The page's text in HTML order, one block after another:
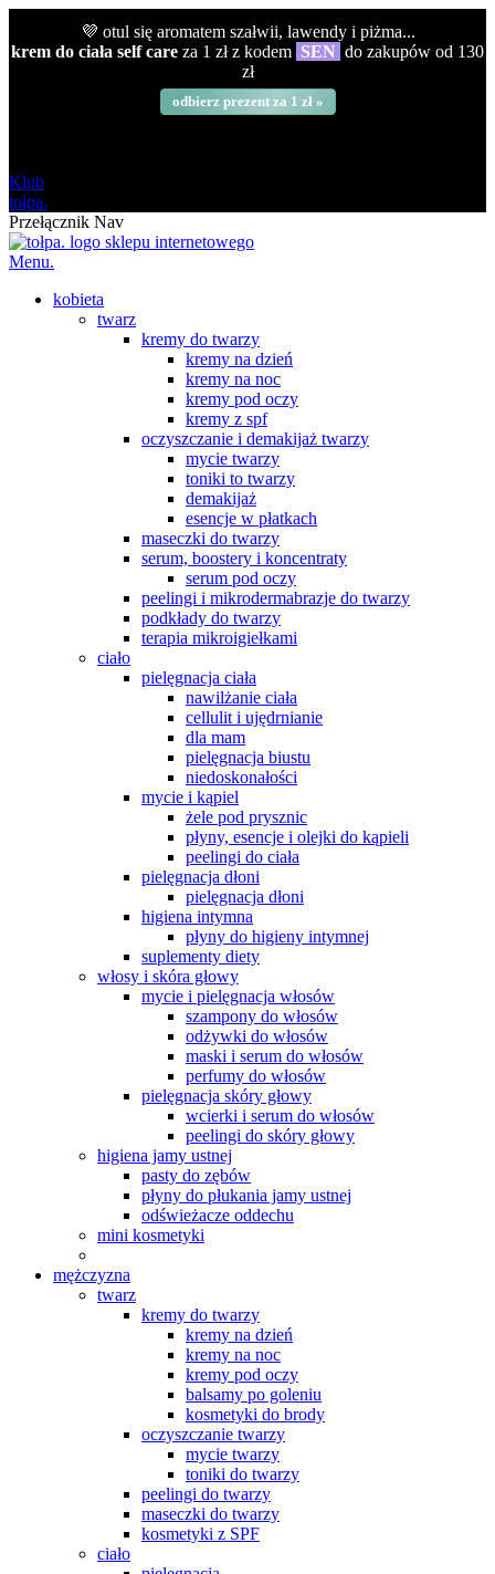
💜 otul się aromatem szałwii, lawendy i piżma...
krem do ciała self care za 1 zł z kodem SEN do zakupów od 130
zł
odbierz prezent za 1 zł »
Klub
tołpa.
Przełącznik Nav
Menu.
kobieta
twarz
kremy do twarzy
kremy na dzień
kremy na noc
kremy pod oczy
kremy z spf
oczyszczanie i demakijaż twarzy
mycie twarzy
toniki to twarzy
demakijaż
esencje w płatkach
maseczki do twarzy
serum, boostery i koncentraty
serum pod oczy
peelingi i mikrodermabrazje do twarzy
podkłady do twarzy
terapia mikroigiełkami
ciało
pielęgnacja ciała
nawilżanie ciała
cellulit i ujędrnianie
dla mam
pielęgnacja biustu
niedoskonałości
mycie i kąpiel
żele pod prysznic
płyny, esencje i olejki do kąpieli
peelingi do ciała
pielęgnacja dłoni
pielęgnacja dłoni
higiena intymna
płyny do higieny intymnej
suplementy diety
włosy i skóra głowy
mycie i pielęgnacja włosów
szampony do włosów
odżywki do włosów
maski i serum do włosów
perfumy do włosów
pielęgnacja skóry głowy
wcierki i serum do włosów
peelingi do skóry głowy
higiena jamy ustnej
pasty do zębów
płyny do płukania jamy ustnej
odświeżacze oddechu
mini kosmetyki
mężczyzna
twarz
kremy do twarzy
kremy na dzień
kremy na noc
kremy pod oczy
balsamy po goleniu
kosmetyki do brody
oczyszczanie twarzy
mycie twarzy
toniki do twarzy
peelingi do twarzy
maseczki do twarzy
kosmetyki z SPF
ciało